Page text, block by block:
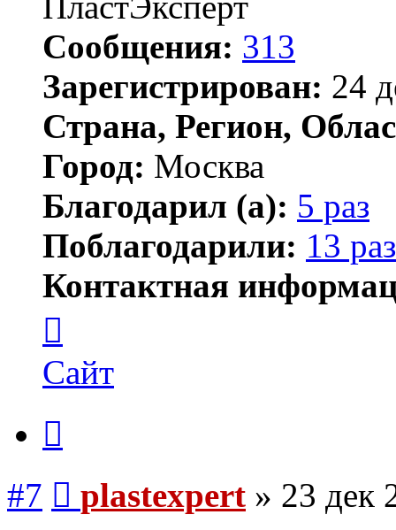
Сообщения: 313
Зарегистрирован: 24
Страна, Регион,
Город: Москва
Благодарил (а): 5 раз
Поблагодарили: 13 раз
Контактная
пользователя
plastexpert
Сайт
#7 plastexpert » 23 дек